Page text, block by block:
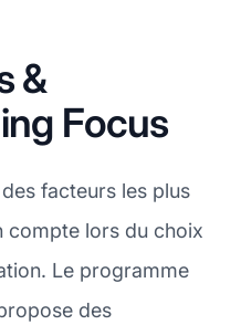
&
Focus
facteurs les plus
compte lors du choix
Le programme
des